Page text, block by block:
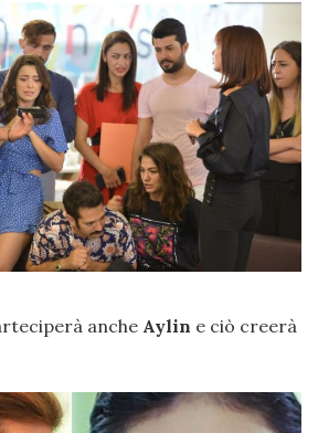
anche Aylin e ciò creerà